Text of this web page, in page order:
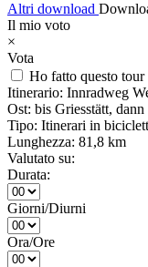
Altri download
Il mio voto
×
Vota
Ho fatto questo tour
Itinerario: Innradweg
Ost: bis Griesstätt,
Tipo: Itinerari in
Lunghezza: 81,8 km
Valutato su:
Durata:
Giorni/Diurni
Ora/Ore